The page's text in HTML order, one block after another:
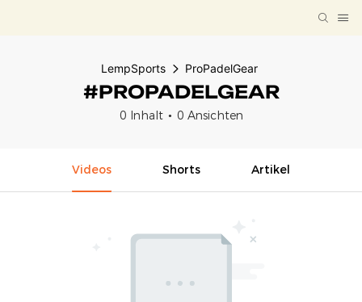
LempSports ProPadelGear
#PROPADELGEAR
0 Inhalt 0 Ansichten
Videos Shorts Artikel